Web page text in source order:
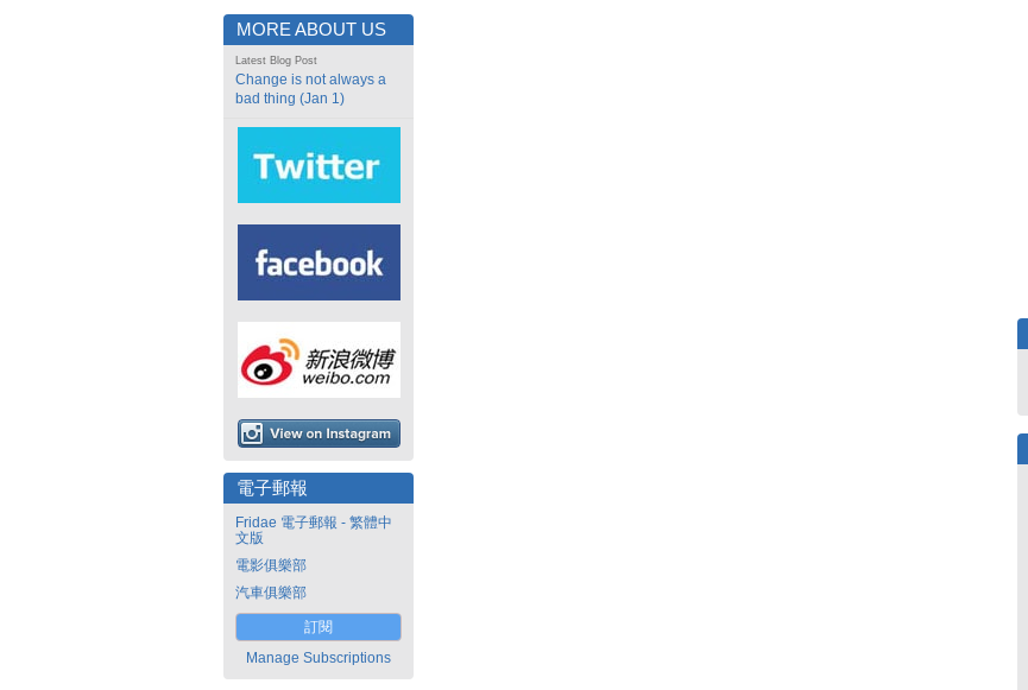
MORE ABOUT US
Latest Blog Post
Change is not always a
bad thing (Jan 1)
電子郵報
Fridae 電子郵報 - 繁體中
文版
電影俱樂部
汽車俱樂部
訂閱
Manage Subscriptions